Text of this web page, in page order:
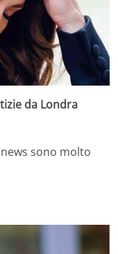
da Londra
sono molto